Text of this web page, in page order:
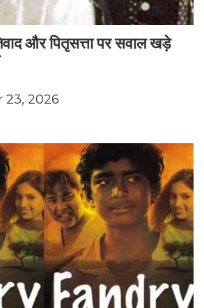
और पितृसत्ता पर सवाल खड़े
23, 2026